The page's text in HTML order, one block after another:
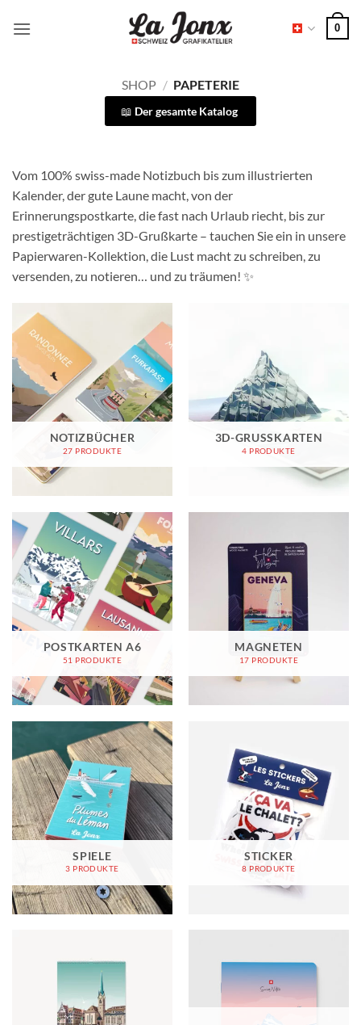
Inhalt
0
SHOP / PAPETERIE
Der gesamte Katalog
Vom 100% swiss-made Notizbuch bis zum illustrierten
Kalender, der gute Laune macht, von der
Erinnerungspostkarte, die fast nach Urlaub riecht, bis zur
prestigeträchtigen 3D-Grußkarte – tauchen Sie ein in unsere
Papierwaren-Kollektion, die Lust macht zu schreiben, zu
versenden, zu notieren… und zu träumen! ✨
NOTIZBÜCHER
27 PRODUKTE
3D-GRUSSKARTEN
4 PRODUKTE
POSTKARTEN A6
51 PRODUKTE
MAGNETEN
17 PRODUKTE
SPIELE
3 PRODUKTE
STICKER
8 PRODUKTE